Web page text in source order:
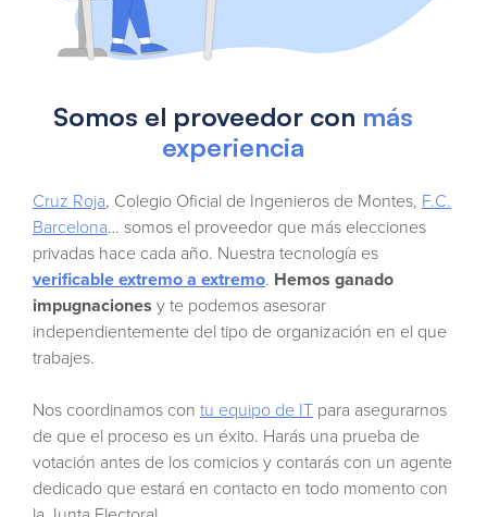
Somos el proveedor con más
experiencia
Cruz Roja, Colegio Oficial de Ingenieros de Montes, F.C.
Barcelona… somos el proveedor que más elecciones
privadas hace cada año. Nuestra tecnología es
verificable extremo a extremo. Hemos ganado
impugnaciones y te podemos asesorar
independientemente del tipo de organización en el que
trabajes.
Nos coordinamos con tu equipo de IT para asegurarnos
de que el proceso es un éxito. Harás una prueba de
votación antes de los comicios y contarás con un agente
dedicado que estará en contacto en todo momento con